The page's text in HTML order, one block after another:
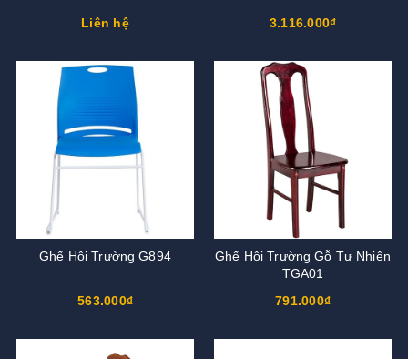
Liên hệ
3.116.000₫
Ghế Hội Trường G894
563.000₫
Ghế Hội Trường Gỗ Tự Nhiên
TGA01
791.000₫